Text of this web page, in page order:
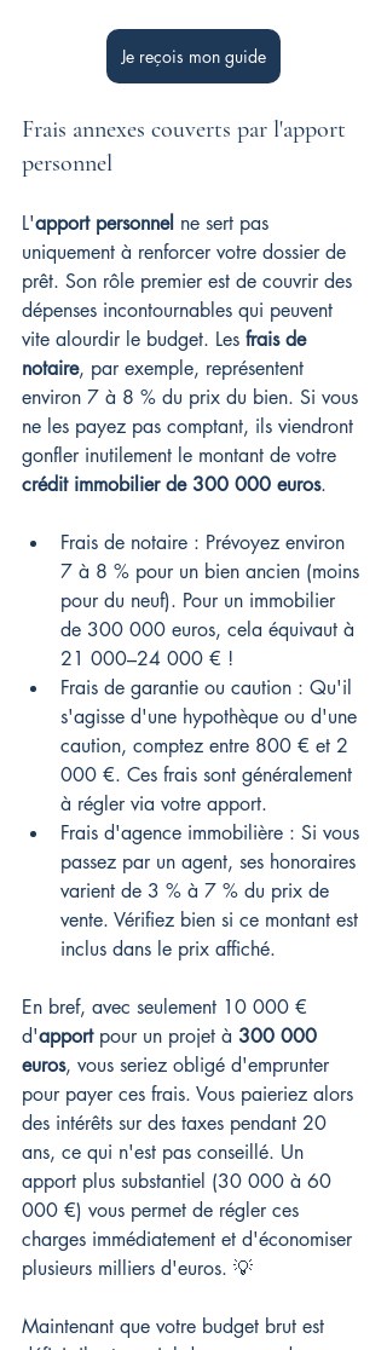
Je reçois mon guide
Frais annexes couverts par l'apport
personnel
L'apport personnel ne sert pas
uniquement à renforcer votre dossier de
prêt. Son rôle premier est de couvrir des
dépenses incontournables qui peuvent
vite alourdir le budget. Les frais de
notaire, par exemple, représentent
environ 7 à 8 % du prix du bien. Si vous
ne les payez pas comptant, ils viendront
gonfler inutilement le montant de votre
crédit immobilier de 300 000 euros.
Frais de notaire : Prévoyez environ
7 à 8 % pour un bien ancien (moins
pour du neuf). Pour un immobilier
de 300 000 euros, cela équivaut à
21 000–24 000 € !
Frais de garantie ou caution : Qu'il
s'agisse d'une hypothèque ou d'une
caution, comptez entre 800 € et 2
000 €. Ces frais sont généralement
à régler via votre apport.
Frais d'agence immobilière : Si vous
passez par un agent, ses honoraires
varient de 3 % à 7 % du prix de
vente. Vérifiez bien si ce montant est
inclus dans le prix affiché.
En bref, avec seulement 10 000 €
d'apport pour un projet à 300 000
euros, vous seriez obligé d'emprunter
pour payer ces frais. Vous paieriez alors
des intérêts sur des taxes pendant 20
ans, ce qui n'est pas conseillé. Un
apport plus substantiel (30 000 à 60
000 €) vous permet de régler ces
charges immédiatement et d'économiser
plusieurs milliers d'euros. 💡
Maintenant que votre budget brut est